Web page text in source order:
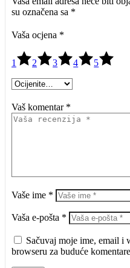
su označena sa *
Vaša ocjena *
1 2 3 4 5
Vaš komentar *
Vaše ime *
Vaša e-pošta *
Sačuvaj moje ime, email i
browseru za buduće